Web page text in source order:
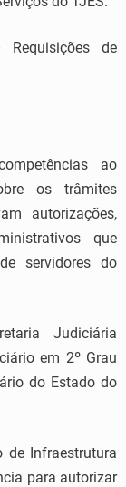
de
ao
os trâmites
autorizações,
que
servidores do
Judiciária
em 2º Grau
do Estado do
Infraestrutura
para autorizar